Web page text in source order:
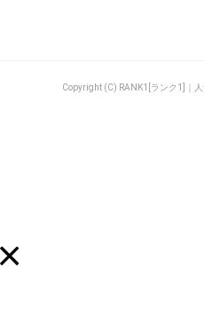
Copyright (C) RANK1[ランク1]｜